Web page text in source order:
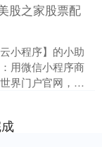
股之家股票配
小程序】的小助
用微信小程序商
界门户官网，专